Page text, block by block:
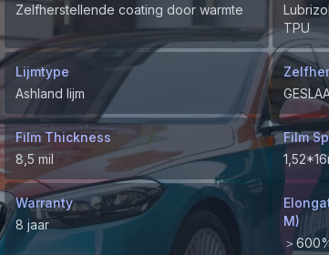
Zelfherstellende coating door warmte
TPU
Lijmtype
Ashland lijm
Film Thickness
8,5 mil
Film
Warranty
8 jaar
M)
＞